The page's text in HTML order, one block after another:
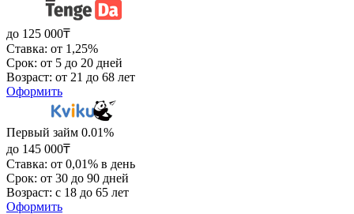
до 125 000₸
Ставка: от 1,25%
Срок: от 5 до 20 дней
Возраст: от 21 до 68 лет
Оформить
Первый займ 0.01%
до 145 000₸
Ставка: от 0,01% в день
Срок: от 30 до 90 дней
Возраст: с 18 до 65 лет
Оформить